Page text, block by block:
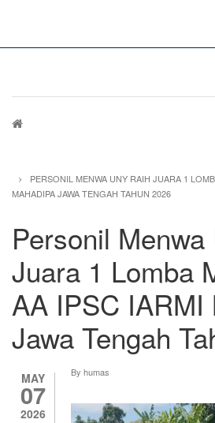
Breadcrumb
PERSONIL MENWA UNY RAIH JUARA 1
MAHADIPA JAWA TENGAH TAHUN 2026
Personil
Juara 1 Lomba
AA IPSC IARMI
Jawa Tengah
MAY
07
2026
By humas